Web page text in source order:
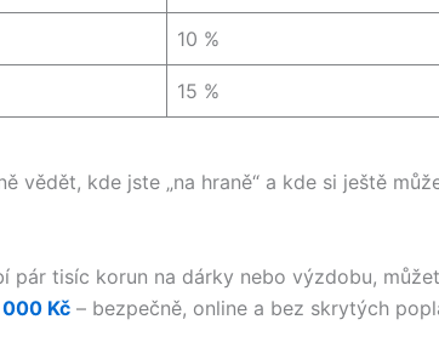
10 %
15 %
vědět, kde jste „na hraně“ a kde si ještě
pár tisíc korun na dárky nebo výzdobu,
Kč – bezpečně, online a bez skrytých